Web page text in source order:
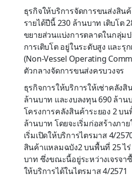
ธุรกิจให้บริการจัดการขนส่งสินค้
รายได้ปีนี้ 230 ล้านบาท เติบโต
ขยายส่วนแบ่งการตลาดในกลุ่ม
การเติบโต อยู่ในระดับสูง และรุ
(Non-Vessel Operating
ตัวกลางจัดการขนส่งครบวงจร
ธุรกิจการให้บริการให้เช่าคลังสิ
ล้านบาท และงบลงทุน 690 ล้าน
โครงการคลังสินค้าระยอง 2 บ
ล้านบาท โดยจะเริ่มก่อสร้างภา
เริ่มเปิดให้บริการไตรมาส 4/
สินค้าแหลมฉบัง2 บนพื้นที่ 25 ไ
บาท ซึ่งขณะนี้อยู่ระหว่างเจรจา
ให้บริการได้ในไตรมาส 4/2571